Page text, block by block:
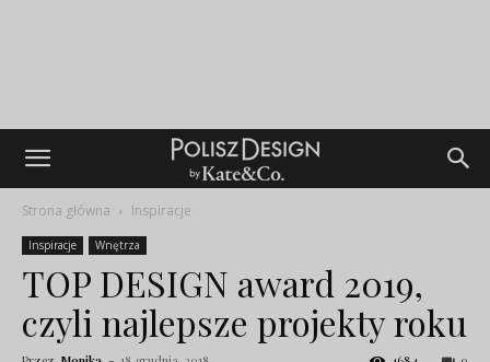
Strona główna Inspiracje
Inspiracje Wnętrza
TOP DESIGN award 2019,
czyli najlepsze projekty roku